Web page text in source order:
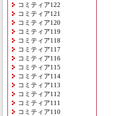
コミティア122
コミティア121
コミティア120
コミティア119
コミティア118
コミティア117
コミティア116
コミティア115
コミティア114
コミティア113
コミティア112
コミティア111
コミティア110